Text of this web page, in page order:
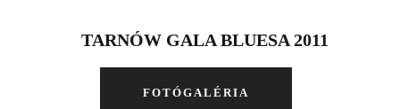
TARNÓW GALA BLUESA 2011
FOTÓGALÉRIA